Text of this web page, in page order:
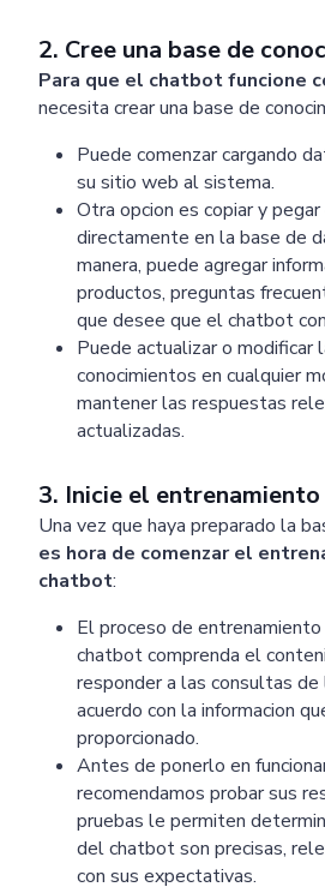
2. Cree una base de
Para que el chatbot funcione
necesita crear una base de
Puede comenzar cargando
su sitio web al sistema.
Otra opcion es copiar y
directamente en la base de
manera, puede agregar
productos, preguntas
que desee que el chatbot
Puede actualizar o modificar
conocimientos en cualquier
mantener las respuestas
actualizadas.
3. Inicie el
Una vez que haya preparado la
es hora de comenzar el
chatbot:
El proceso de
chatbot comprenda el
responder a las consultas de
acuerdo con la informacion
proporcionado.
Antes de ponerlo en
recomendamos probar sus
pruebas le permiten
del chatbot son precisas,
con sus expectativas.